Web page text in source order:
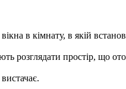
в кімнату, в якій
розглядати простір, що